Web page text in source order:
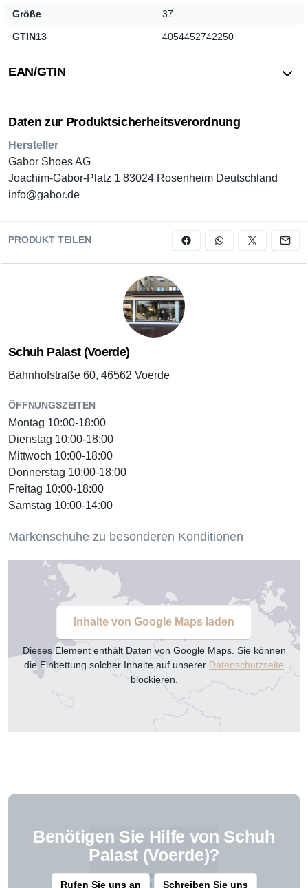
Größe 37
GTIN13 4054452742250
EAN/GTIN
Daten zur Produktsicherheitsverordnung
Hersteller
Gabor Shoes AG
Joachim-Gabor-Platz 1 83024 Rosenheim Deutschland
info@gabor.de
PRODUKT TEILEN
Schuh Palast (Voerde)
Bahnhofstraße 60, 46562 Voerde
ÖFFNUNGSZEITEN
Montag 10:00-18:00
Dienstag 10:00-18:00
Mittwoch 10:00-18:00
Donnerstag 10:00-18:00
Freitag 10:00-18:00
Samstag 10:00-14:00
Markenschuhe zu besonderen Konditionen
Inhalte von Google Maps laden
Dieses Element enthält Daten von Google Maps. Sie können
die Einbettung solcher Inhalte auf unserer Datenschutzseite
blockieren.
Benötigen Sie Hilfe von Schuh
Palast (Voerde)?
Rufen Sie uns an
Schreiben Sie uns